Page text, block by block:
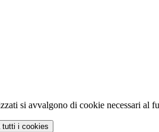
si avvalgono di cookie necessari al
tutti i cookies